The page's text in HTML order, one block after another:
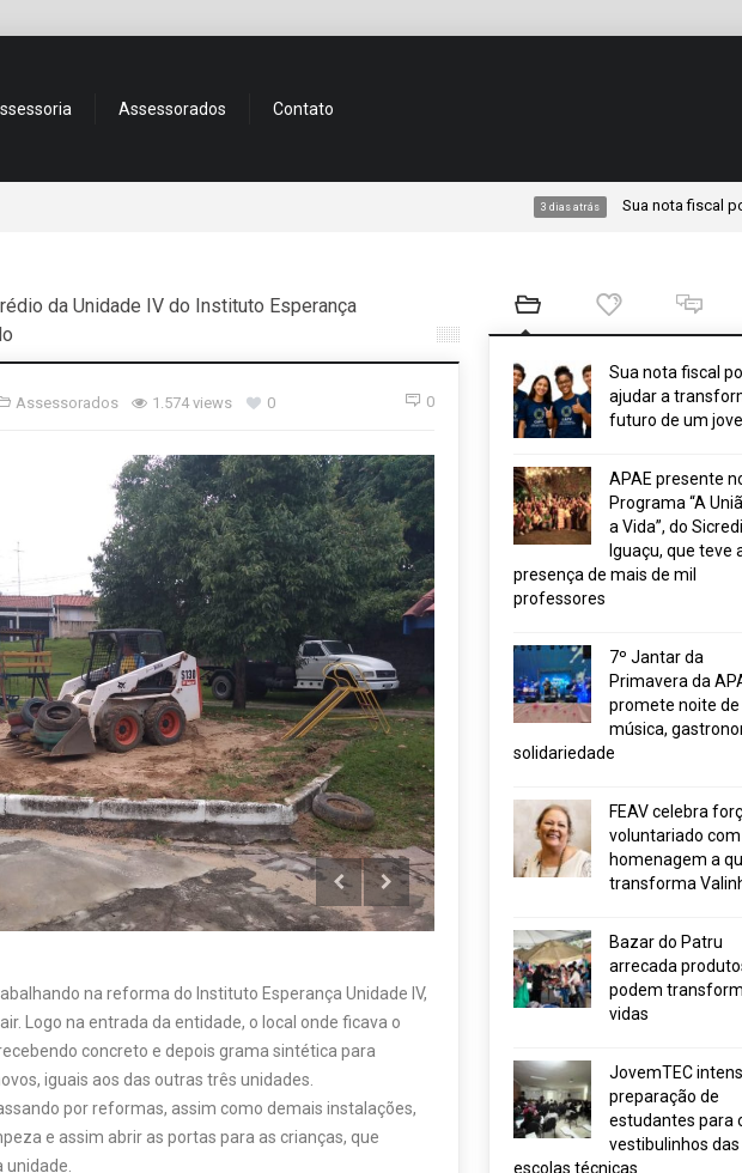
Assessorados Contato
Sua nota fiscal pode
da Unidade IV do Instituto Esperança
Assessorados 1.574 views 0 0
na reforma do Instituto Esperança Unidade IV,
Logo na entrada da entidade, o local onde ficava o
concreto e depois grama sintética para
iguais aos das outras três unidades.
por reformas, assim como demais instalações,
e assim abrir as portas para as crianças, que
unidade.
Sua nota fiscal
ajudar a
futuro de um
APAE presente
Programa “A
a Vida”, do Sicredi
Iguaçu, que teve
presença de mais de mil
professores
7º Jantar da
Primavera da
promete noite de
música,
solidariedade
FEAV celebra
voluntariado com
homenagem a
transforma
Bazar do Patru
arrecada
podem
vidas
JovemTEC
preparação de
estudantes para
vestibulinhos das
escolas técnicas